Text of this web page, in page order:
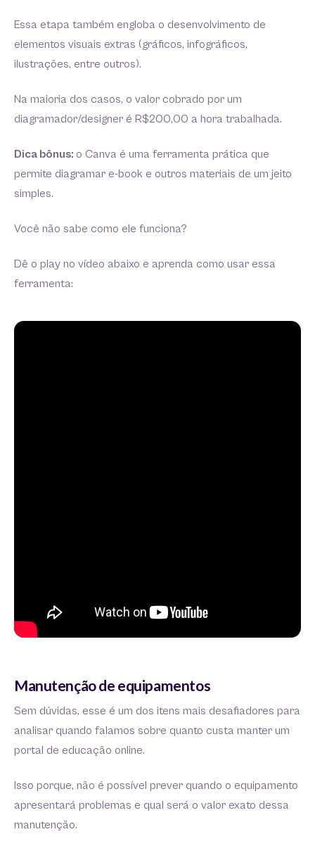
Essa etapa também engloba o desenvolvimento de
elementos visuais extras (gráficos, infográficos,
ilustrações, entre outros).
Na maioria dos casos, o valor cobrado por um
diagramador/designer é R$200,00 a hora trabalhada.
Dica bônus: o Canva é uma ferramenta prática que
permite diagramar e-book e outros materiais de um jeito
simples.
Você não sabe como ele funciona?
Dê o play no vídeo abaixo e aprenda como usar essa
ferramenta:
Manutenção de equipamentos
Sem dúvidas, esse é um dos itens mais desafiadores para
analisar quando falamos sobre quanto custa manter um
portal de educação online.
Isso porque, não é possível prever quando o equipamento
apresentará problemas e qual será o valor exato dessa
manutenção.